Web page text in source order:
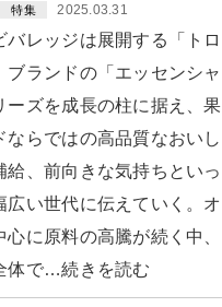
特集 2025.03.31
レッジは展開する「トロ
ブランドの「エッセンシャ
ーズを成長の柱に据え、果
ならではの高品質なおいし
給、前向きな気持ちといっ
広い世代に伝えていく。オ
心に原料の高騰が続く中、
体で…続きを読む